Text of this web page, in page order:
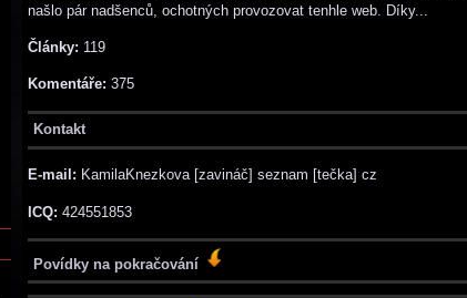
našlo pár nadšenců, ochotných provozovat tenhle web. Díky...
Články: 119
Komentáře: 375
Kontakt
E-mail: KamilaKnezkova [zavináč] seznam [tečka] cz
ICQ: 424551853
Povídky na pokračování